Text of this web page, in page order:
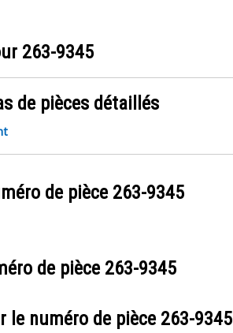
263-9345
de pièces détaillés
de pièce 263-9345
de pièce 263-9345
le numéro de pièce 263-9345